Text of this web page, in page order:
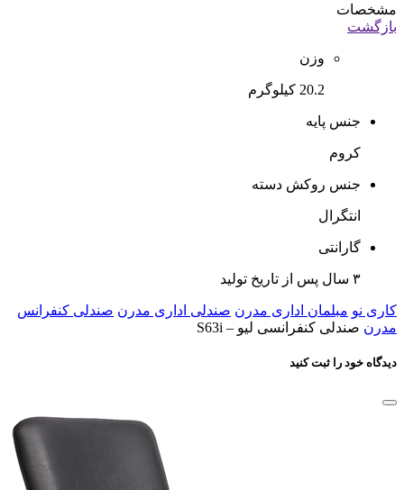
مشخصات
بازگشت
وزن
20.2 کیلوگرم
جنس پایه
کروم
جنس روکش دسته
انتگرال
گارانتی
۳ سال پس از تاریخ تولید
کاری نو مبلمان اداری مدرن صندلی اداری مدرن صندلی کنفرانس
مدرن صندلی کنفرانسی لیو – S63i
دیدگاه خود را ثبت کنید